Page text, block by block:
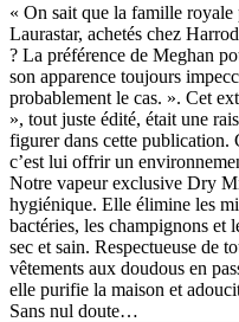
« On sait que la famille royale
Laurastar, achetés chez
? La préférence de Meghan
son apparence toujours
probablement le cas. ». Cet
», tout juste édité, était une
figurer dans cette publication.
c’est lui offrir un
Notre vapeur exclusive Dry
hygiénique. Elle élimine les
bactéries, les champignons et
sec et sain. Respectueuse de
vêtements aux doudous en
elle purifie la maison et
Sans nul doute…